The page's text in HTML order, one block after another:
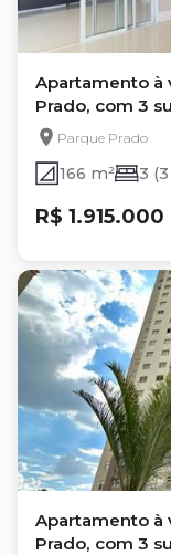
Apartamento à
Prado, com 3
Parque Prado
Parque Prado
166 m² 3
R$ 1.915.000
Apartamento à
Prado, com 3